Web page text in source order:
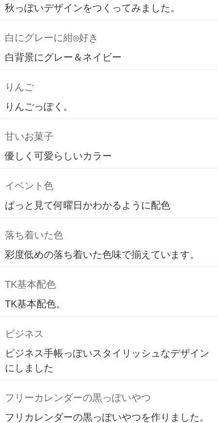
秋っぽいデザインをつくってみました。
白にグレーに紺◎好き
白背景にグレー＆ネイビー
りんご
りんごっぽく。
甘いお菓子
優しく可愛らしいカラー
イベント色
ぱっと見て何曜日かわかるように配色
落ち着いた色
彩度低めの落ち着いた色味で揃えています。
TK基本配色
TK基本配色。
ビジネス
ビジネス手帳っぽいスタイリッシュなデザイン
にしました
フリーカレンダーの黒っぽいやつ
フリカレンダーの黒っぽいやつを作りました。